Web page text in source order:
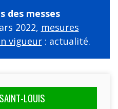
des messes
2022, mesures
vigueur: actualité.
LOUIS